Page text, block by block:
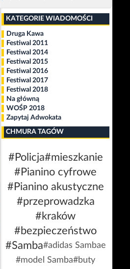
KATEGORIE WIADOMOŚCI
Druga Kawa
Festiwal 2011
Festiwal 2014
Festiwal 2015
Festiwal 2016
Festiwal 2017
Festiwal 2018
Na główną
WOŚP 2018
Zapytaj Adwokata
CHMURA TAGÓW
#Policja#mieszkanie
#Pianino cyfrowe
#Pianino akustyczne
#przeprowadzka
#kraków
#bezpieczeństwo
#Samba#adidas Sambae
#model Samba#buty